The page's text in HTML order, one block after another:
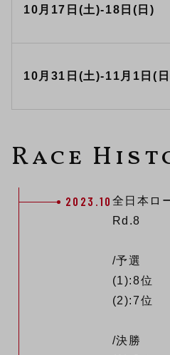
10月17日(土)-18日(日)
10月31日(土)-11月1日(
Race
2023.10 全日本ロ
Rd.8
/予選
(1):8位
(2):7位
/決勝